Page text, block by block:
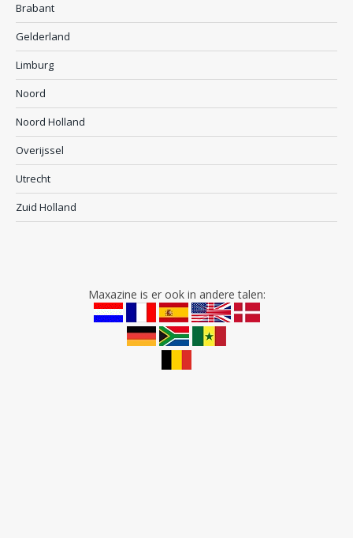
Brabant
Gelderland
Limburg
Noord
Noord Holland
Overijssel
Utrecht
Zuid Holland
Maxazine is er ook in andere talen: